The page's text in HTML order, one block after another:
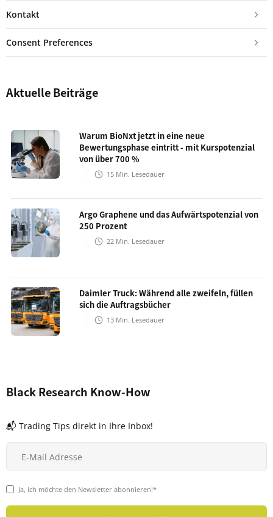
Kontakt
Consent Preferences
Aktuelle Beiträge
Warum BioNxt jetzt in eine neue
Bewertungsphase eintritt - mit Kurspotenzial
von über 700 %
15 Min. Lesedauer
Argo Graphene und das Aufwärtspotenzial von
250 Prozent
22 Min. Lesedauer
Daimler Truck: Während alle zweifeln, füllen
sich die Auftragsbücher
13 Min. Lesedauer
Black Research Know-How
📬 Trading Tips direkt in Ihre Inbox!
Ja, ich möchte den Newsletter abonnieren!*